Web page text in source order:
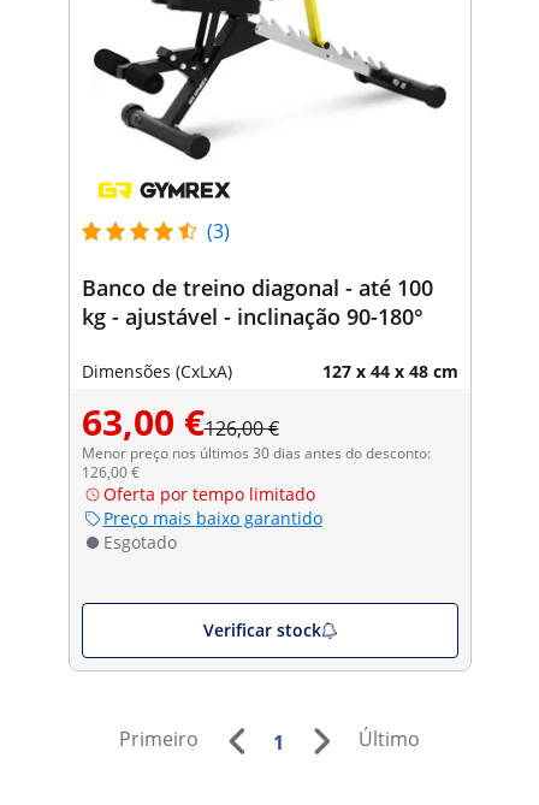
(3)
Banco de treino diagonal - até 100
kg - ajustável - inclinação 90-180°
Dimensões (CxLxA) 127 x 44 x 48 cm
63,00 €126,00 €
Menor preço nos últimos 30 dias antes do desconto:
126,00 €
Oferta por tempo limitado
Preço mais baixo garantido
Esgotado
Verificar stock
Primeiro 1 Último